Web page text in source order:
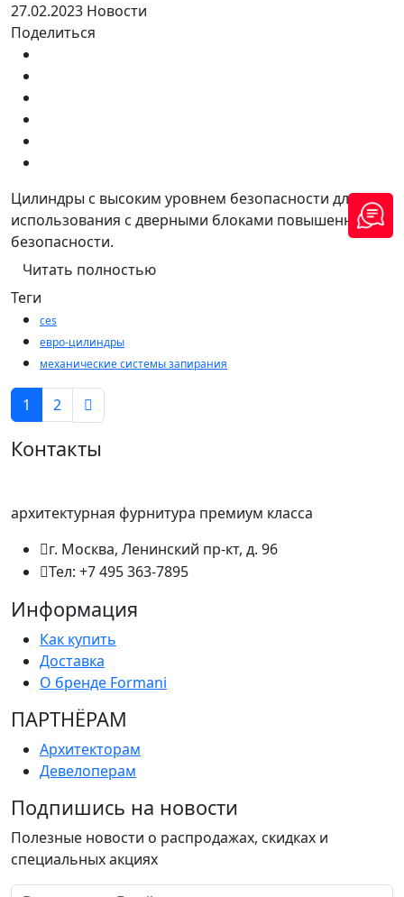
27.02.2023 Новости
Поделиться
Цилиндры с высоким уровнем безопасности для
использования с дверными блоками повышенной
безопасности.
Читать полностью
Теги
ces
евро-цилиндры
механические системы запирания
1 2
Контакты
архитектурная фурнитура премиум класса
г. Москва, Ленинский пр-кт, д. 96
Тел: +7 495 363-7895
Информация
Как купить
Доставка
О бренде Formani
ПАРТНËРАМ
Архитекторам
Девелоперам
Подпишись на новости
Полезные новости о распродажах, скидках и
специальных акциях